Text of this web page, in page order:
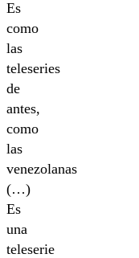
Es
como
las
teleseries
de
antes,
como
las
venezolanas
(…)
Es
una
teleserie